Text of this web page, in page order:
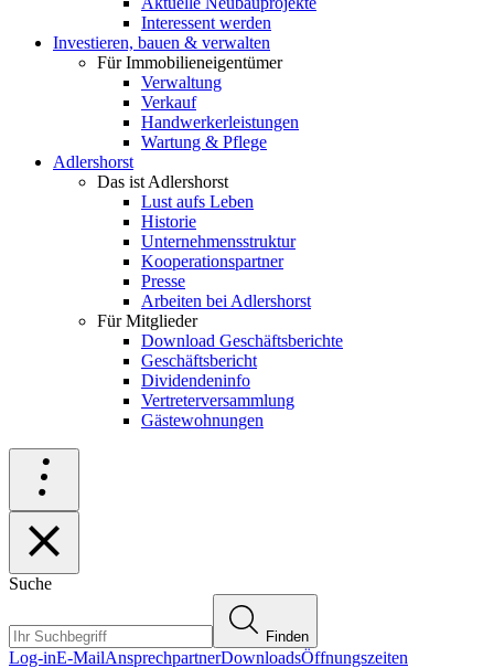
Interessent werden
Investieren, bauen & verwalten
Für Immobilieneigentümer
Verwaltung
Verkauf
Handwerkerleistungen
Wartung & Pflege
Adlershorst
Das ist Adlershorst
Lust aufs Leben
Historie
Unternehmensstruktur
Kooperationspartner
Presse
Arbeiten bei Adlershorst
Für Mitglieder
Download Geschäftsberichte
Geschäftsbericht
Dividendeninfo
Vertreterversammlung
Gästewohnungen
Suche
Finden
Log-inE-MailAnsprechpartnerDownloadsÖffnungszeiten